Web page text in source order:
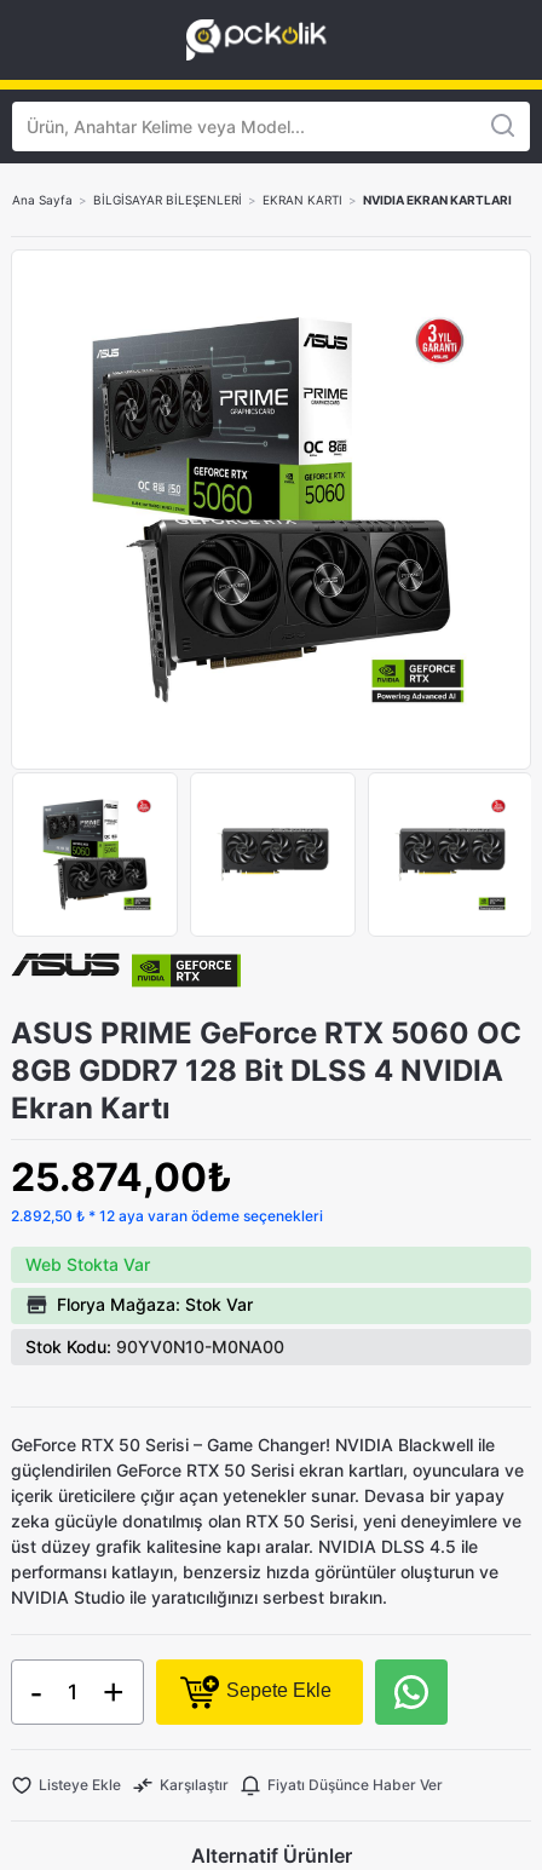
Ana Sayfa > BİLGİSAYAR BİLEŞENLERİ > EKRAN KARTI > NVIDIA EKRAN KARTLARI
ASUS PRIME GeForce RTX 5060 OC
8GB GDDR7 128 Bit DLSS 4 NVIDIA
Ekran Kartı
25.874,00₺
2.892,50 ₺ * 12 aya varan ödeme seçenekleri
Web Stokta Var
Florya Mağaza: Stok Var
Stok Kodu: 90YV0N10-M0NA00
GeForce RTX 50 Serisi – Game Changer! NVIDIA Blackwell ile
güçlendirilen GeForce RTX 50 Serisi ekran kartları, oyunculara ve
içerik üreticilere çığır açan yetenekler sunar. Devasa bir yapay
zeka gücüyle donatılmış olan RTX 50 Serisi, yeni deneyimlere ve
üst düzey grafik kalitesine kapı aralar. NVIDIA DLSS 4.5 ile
performansı katlayın, benzersiz hızda görüntüler oluşturun ve
NVIDIA Studio ile yaratıcılığınızı serbest bırakın.
- + Sepete Ekle
Listeye Ekle Karşılaştır Fiyatı Düşünce Haber Ver
Alternatif Ürünler